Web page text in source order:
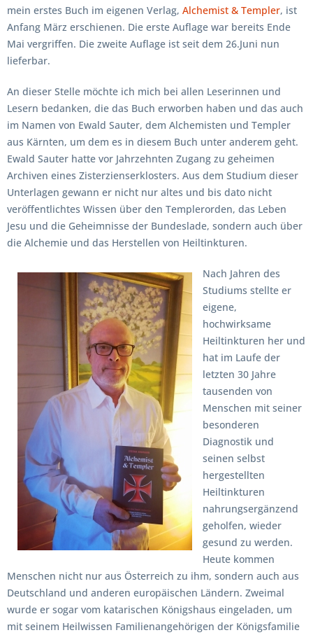
mein erstes Buch im eigenen Verlag, Alchemist & Templer, ist
Anfang März erschienen. Die erste Auflage war bereits Ende
Mai vergriffen. Die zweite Auflage ist seit dem 26.Juni nun
lieferbar.
An dieser Stelle möchte ich mich bei allen Leserinnen und
Lesern bedanken, die das Buch erworben haben und das auch
im Namen von Ewald Sauter, dem Alchemisten und Templer
aus Kärnten, um dem es in diesem Buch unter anderem geht.
Ewald Sauter hatte vor Jahrzehnten Zugang zu geheimen
Archiven eines Zisterzienserklosters. Aus dem Studium dieser
Unterlagen gewann er nicht nur altes und bis dato nicht
veröffentlichtes Wissen über den Templerorden, das Leben
Jesu und die Geheimnisse der Bundeslade, sondern auch über
die Alchemie und das Herstellen von Heiltinkturen.
Nach Jahren des
Studiums stellte er
eigene,
hochwirksame
Heiltinkturen her und
hat im Laufe der
letzten 30 Jahre
tausenden von
Menschen mit seiner
besonderen
Diagnostik und
seinen selbst
hergestellten
Heiltinkturen
nahrungsergänzend
geholfen, wieder
gesund zu werden.
Heute kommen
Menschen nicht nur aus Österreich zu ihm, sondern auch aus
Deutschland und anderen europäischen Ländern. Zweimal
wurde er sogar vom katarischen Königshaus eingeladen, um
mit seinem Heilwissen Familien­angehörigen der Königsfamilie